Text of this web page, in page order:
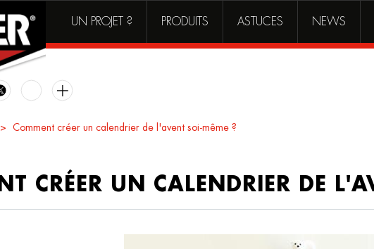
UN PROJET ? PRODUITS ASTUCES NEWS
Comment créer un calendrier de l'avent soi-même ?
CRÉER UN CALENDRIER DE